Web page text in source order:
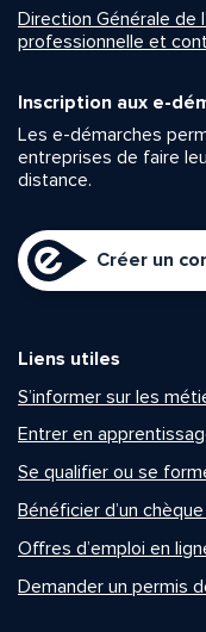
Direction Générale de
professionnelle et
Inscription aux e-
Les e-démarches
entreprises de faire
distance.
Créer un
Liens utiles
S’informer sur les
Entrer en
Se qualifier ou se
Bénéficier d’un
Offres d’emploi en
Demander un permis